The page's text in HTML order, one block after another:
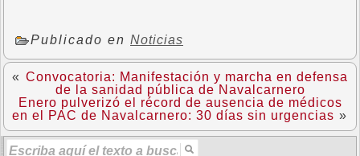
Publicado en Noticias
« Convocatoria: Manifestación y marcha en defensa
de la sanidad pública de Navalcarnero
Enero pulverizó el récord de ausencia de médicos
en el PAC de Navalcarnero: 30 días sin urgencias »